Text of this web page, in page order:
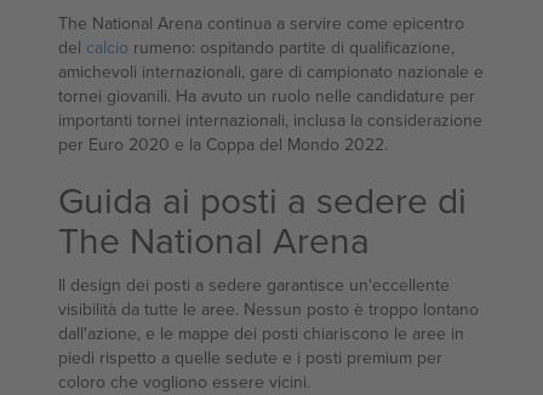
The National Arena continua a servire come epicentro
del calcio rumeno: ospitando partite di qualificazione,
amichevoli internazionali, gare di campionato nazionale e
tornei giovanili. Ha avuto un ruolo nelle candidature per
importanti tornei internazionali, inclusa la considerazione
per Euro 2020 e la Coppa del Mondo 2022.
Guida ai posti a sedere di
The National Arena
Il design dei posti a sedere garantisce un'eccellente
visibilità da tutte le aree. Nessun posto è troppo lontano
dall'azione, e le mappe dei posti chiariscono le aree in
piedi rispetto a quelle sedute e i posti premium per
coloro che vogliono essere vicini.